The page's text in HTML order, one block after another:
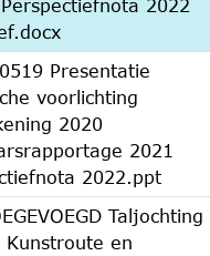
2022
Presentatie
voorlichting
2020
2021
2022.ppt
Taljochting
Kunstroute en